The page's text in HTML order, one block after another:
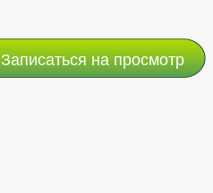
Записаться на просмотр